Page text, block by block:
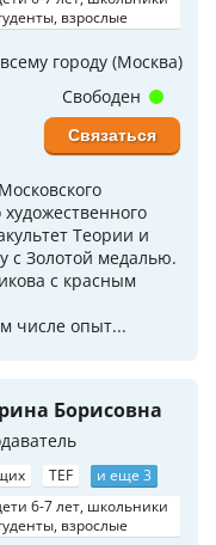
взрослые
городу (Москва)
художественного
Теории и
с Золотой медалью.
с красным
числе опыт...
Свободен
Связаться
Борисовна
TEF
и еще 3
6-7 лет, школьники
взрослые